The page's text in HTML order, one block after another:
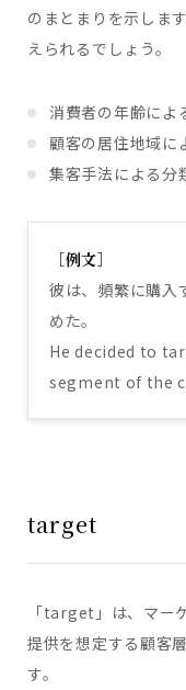
のまとまりを示しま
えられるでしょう。
消費者の年齢によ
顧客の居住地域に
集客手法による分
［例文］
彼は、頻繁に購入
めた。
He decided to
segment of the
target
「target」は、マー
提供を想定する顧客
す。